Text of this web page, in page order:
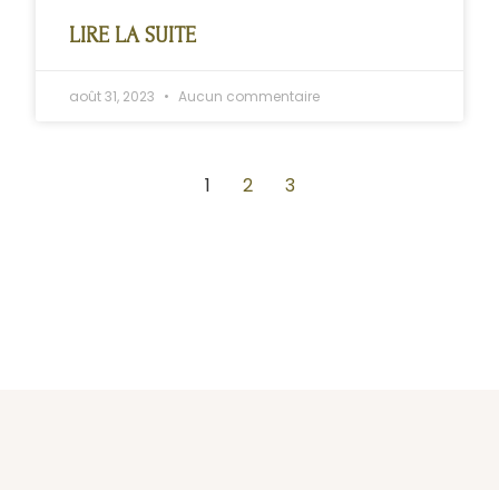
LIRE LA SUITE
août 31, 2023 Aucun commentaire
1 2 3